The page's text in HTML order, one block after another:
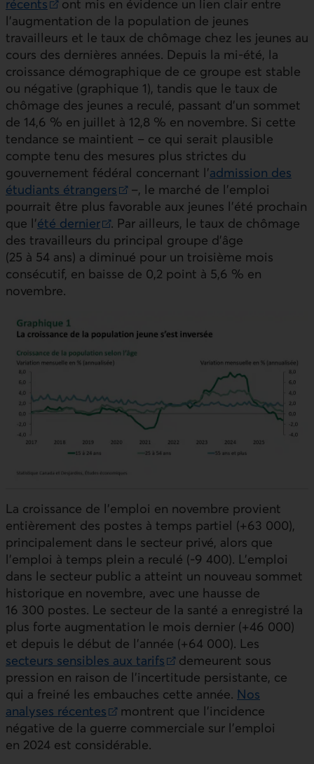
récents
Lien externe au site.
ont mis en évidence un lien clair entre
l’augmentation de la population de jeunes
travailleurs et le taux de chômage chez les jeunes au
cours des dernières années. Depuis la mi-été, la
croissance démographique de ce groupe est stable
ou négative (graphique 1), tandis que le taux de
chômage des jeunes a reculé, passant d’un sommet
de 14,6 % en juillet à 12,8 % en novembre. Si cette
tendance se maintient – ce qui serait plausible
compte tenu des mesures plus strictes du
gouvernement fédéral concernant l’admission des
étudiants étrangers
Lien externe au site.
–, le marché de l’emploi
pourrait être plus favorable aux jeunes l’été prochain
que l’été dernier
Lien externe au site.
. Par ailleurs, le taux de chômage
des travailleurs du principal groupe d’âge
(25 à 54 ans) a diminué pour un troisième mois
consécutif, en baisse de 0,2 point à 5,6 % en
novembre.
La croissance de l’emploi en novembre provient
entièrement des postes à temps partiel (+63 000),
principalement dans le secteur privé, alors que
l’emploi à temps plein a reculé (-9 400). L’emploi
dans le secteur public a atteint un nouveau sommet
historique en novembre, avec une hausse de
16 300 postes. Le secteur de la santé a enregistré la
plus forte augmentation le mois dernier (+46 000)
et depuis le début de l’année (+64 000). Les
secteurs sensibles aux tarifs
Lien externe au site.
demeurent sous
pression en raison de l’incertitude persistante, ce
qui a freiné les embauches cette année. Nos
analyses récentes
Lien externe au site.
montrent que l’incidence
négative de la guerre commerciale sur l’emploi
en 2024 est considérable.